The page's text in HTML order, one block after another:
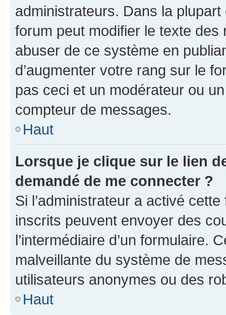
administrateurs. Dans la
forum peut modifier le texte
abuser de ce système en
d’augmenter votre rang sur le
pas ceci et un modérateur ou
compteur de messages.
Haut
Lorsque je clique sur le lien
demandé de me connecter ?
Si l’administrateur a activé
inscrits peuvent envoyer des
l’intermédiaire d’un formulaire.
malveillante du système de
utilisateurs anonymes ou des
Haut